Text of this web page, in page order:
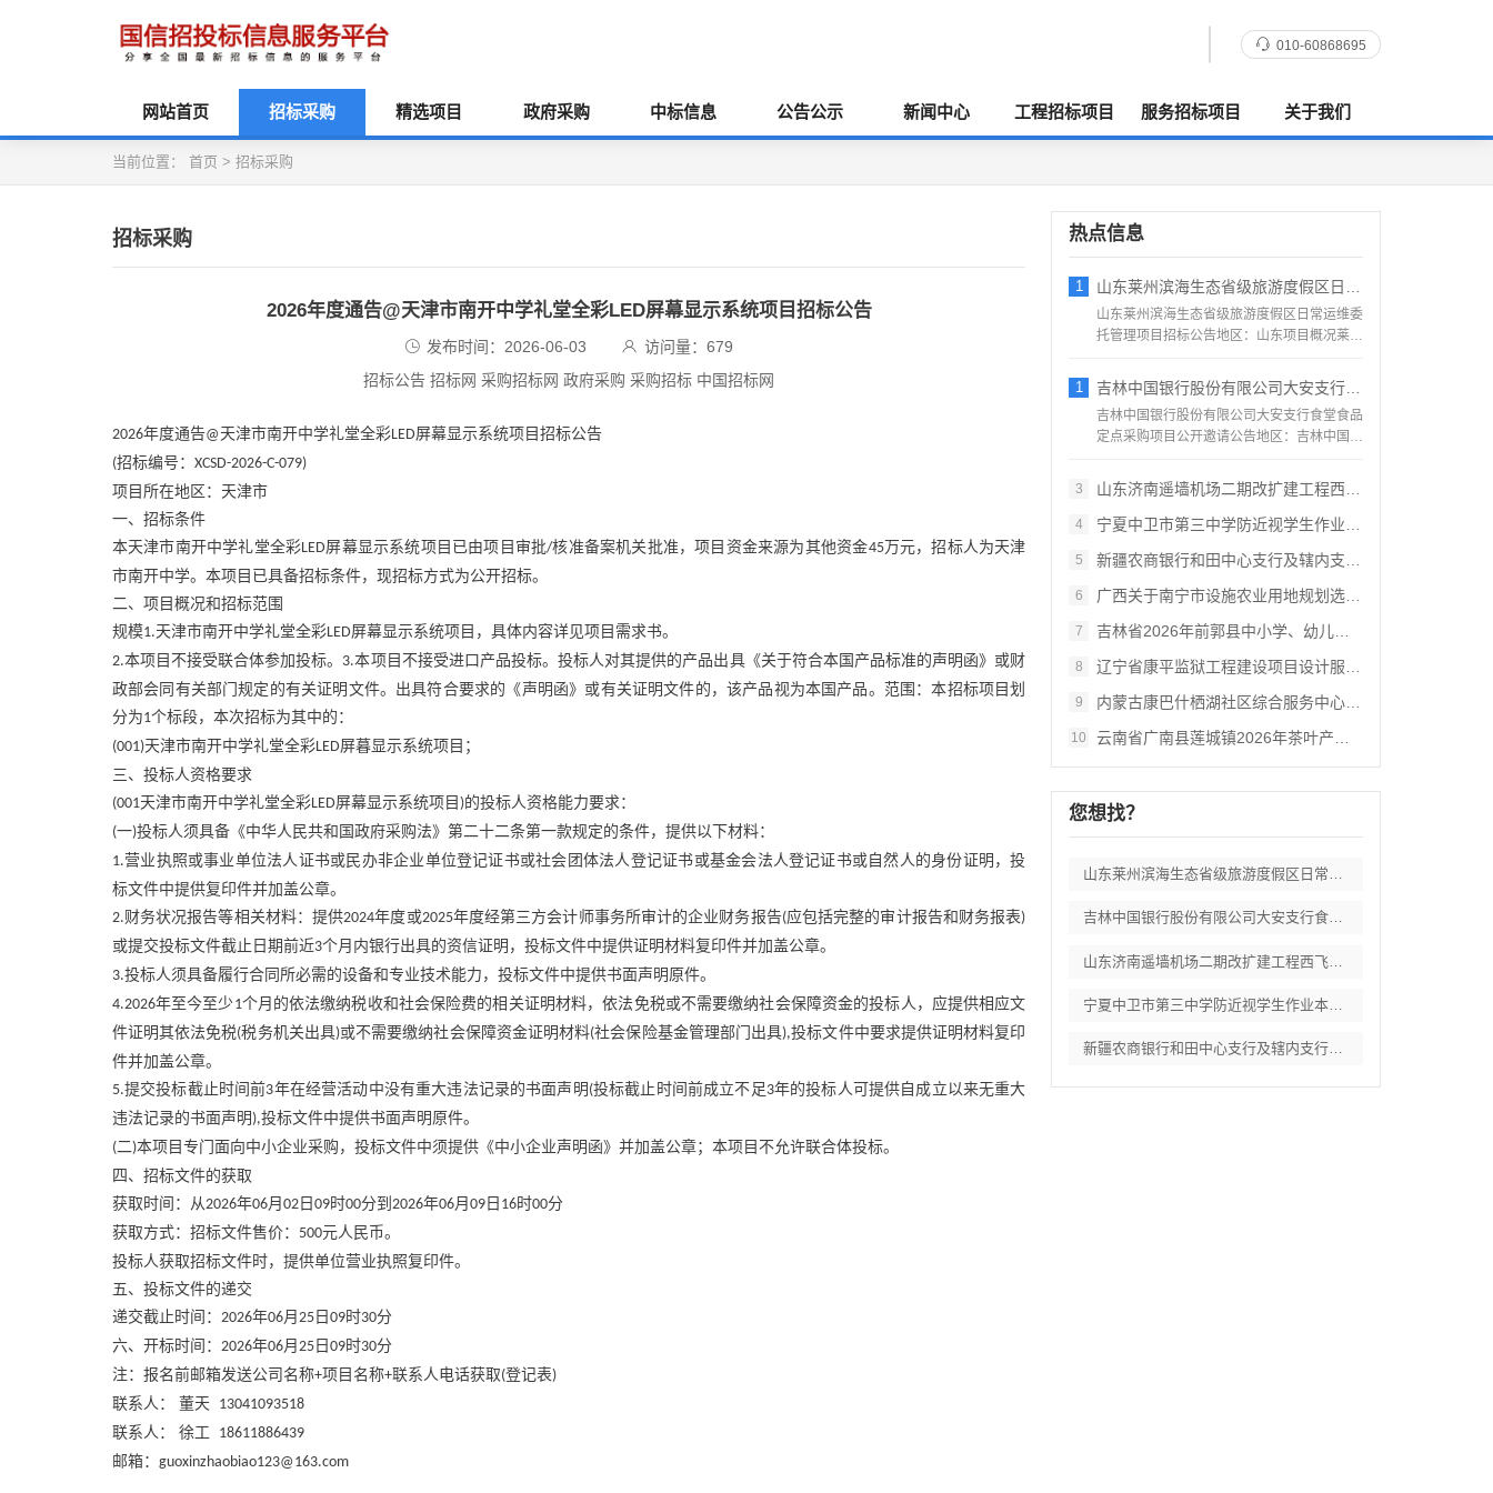
010-60868695
网站首页 招标采购 精选项目 政府采购 中标信息 公告公示 新闻中心 工程招标项目 服务招标项目 关于我们
当前位置： 首页 > 招标采购
招标采购
2026年度通告@天津市南开中学礼堂全彩LED屏幕显示系统项目招标公告
发布时间：2026-06-03 访问量：679
招标公告 招标网 采购招标网 政府采购 采购招标 中国招标网
2026年度通告@天津市南开中学礼堂全彩LED屏幕显示系统项目招标公告
(招标编号： XCSD-2026-C-079)
项目所在地区：天津市
一、招标条件
本天津市南开中学礼堂全彩LED屏幕显示系统项目已由项目审批/核准备案机关批准，项目资金来源为其他资金45万元，招标人为天津
市南开中学。本项目已具备招标条件，现招标方式为公开招标。
二、项目概况和招标范围
规模1.天津市南开中学礼堂全彩LED屏幕显示系统项目，具体内容详见项目需求书。
2.本项目不接受联合体参加投标。 3.本项目不接受进口产品投标。投标人对其提供的产品出具《关于符合本国产品标准的声明函》或财
政部会同有关部门规定的有关证明文件。出具符合要求的《声明函》或有关证明文件的，该产品视为本国产品。范围：本招标项目划
分为1个标段，本次招标为其中的：
(001)天津市南开中学礼堂全彩LED屏暮显示系统项目；
三、投标人资格要求
(001天津市南开中学礼堂全彩LED屏幕显示系统项目 )的投标人资格能力要求：
(一)投标人须具备《中华人民共和国政府采购法》第二十二条第一款规定的条件，提供以下材料：
1.营业执照或事业单位法人证书或民办非企业单位登记证书或社会团体法人登记证书或基金会法人登记证书或自然人的身份证明，投
标文件中提供复印件并加盖公章。
2.财务状况报告等相关材料：提供2024年度或2025年度经第三方会计师事务所审计的企业财务报告(应包括完整的审计报告和财务报表)
或提交投标文件截止日期前近3个月内银行出具的资信证明，投标文件中提供证明材料复印件并加盖公章。
3.投标人须具备履行合同所必需的设备和专业技术能力，投标文件中提供书面声明原件。
4.2026年至今至少1个月的依法缴纳税收和社会保险费的相关证明材料，依法免税或不需要缴纳社会保障资金的投标人，应提供相应文
件证明其依法免税(税务机关出具)或不需要缴纳社会保障资金证明材料(社会保险基金管理部门出具),投标文件中要求提供证明材料复印
件并加盖公章。
5.提交投标截止时间前3年在经营活动中没有重大违法记录的书面声明 (投标截止时间前成立不足3年的投标人可提供自成立以来无重大
违法记录的书面声明),投标文件中提供书面声明原件。
(二)本项目专门面向中小企业采购，投标文件中须提供《中小企业声明函》并加盖公章；本项目不允许联合体投标。
四、招标文件的获取
获取时间：从2026年06月 02日 09时00分到 2026年06月 09日 16时00分
获取方式：招标文件售价： 500元人民币。
投标人获取招标文件时，提供单位营业执照复印件。
五、投标文件的递交
递交截止时间： 2026年06月 25日 09时30分
六、开标时间： 2026年06月 25日 09时30分
注：报名前邮箱发送公司名称+项目名称+联系人电话获取(登记表)
联系人：
董天
13041093518
联系人：
徐工
18611886439
邮箱： guoxinzhaobiao123@163.com
热点信息
1 山东莱州滨海生态省级旅游度假区日常运维委
山东莱州滨海生态省级旅游度假区日常运维委
托管理项目招标公告地区：山东项目概况莱州
1 吉林中国银行股份有限公司大安支行食堂食品
吉林中国银行股份有限公司大安支行食堂食品
定点采购项目公开邀请公告地区：吉林中国银
3
山东济南遥墙机场二期改扩建工程西飞行区场
4 宁夏中卫市第三中学防近视学生作业本采购项
5 新疆农商银行和田中心支行及辖内支行职工体
6 广西关于南宁市设施农业用地规划选址审查数
7 吉林省2026年前郭县中小学、幼儿园食堂
8 辽宁省康平监狱工程建设项目设计服务供应商
9 内蒙古康巴什栖湖社区综合服务中心--外立
10 云南省广南县莲城镇2026年茶叶产业提质
您想找？
山东莱州滨海生态省级旅游度假区日常运维委
吉林中国银行股份有限公司大安支行食堂食品
宁夏中卫市第三中学防近视学生作业本采购项
新疆农商银行和田中心支行及辖内支行职工体